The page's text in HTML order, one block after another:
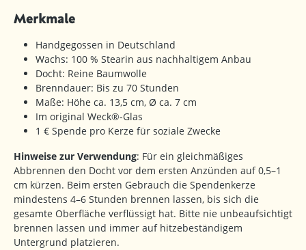
Merkmale
Handgegossen in Deutschland
Wachs: 100 % Stearin aus nachhaltigem Anbau
Docht: Reine Baumwolle
Brenndauer: Bis zu 70 Stunden
Maße: Höhe ca. 13,5 cm, Ø ca. 7 cm
Im original Weck®-Glas
1 € Spende pro Kerze für soziale Zwecke
Hinweise zur Verwendung: Für ein gleichmäßiges
Abbrennen den Docht vor dem ersten Anzünden auf 0,5–1
cm kürzen. Beim ersten Gebrauch die Spendenkerze
mindestens 4–6 Stunden brennen lassen, bis sich die
gesamte Oberfläche verflüssigt hat. Bitte nie unbeaufsichtigt
brennen lassen und immer auf hitzebeständigem
Untergrund platzieren.